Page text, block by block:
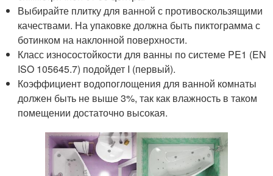
Выбирайте плитку для ванной с противоскользящими
качествами. На упаковке должна быть пиктограмма с
ботинком на наклонной поверхности.
Класс износостойкости для ванны по системе PE1 (EN
ISO 105645.7) подойдет I (первый).
Коэффициент водопоглощения для ванной комнаты
должен быть не выше 3%, так как влажность в таком
помещении достаточно высокая.